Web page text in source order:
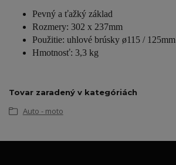
Pevný a ťažký základ
Rozmery: 302 x 237mm
Použitie: uhlové brúsky ø115 / 125mm
Hmotnosť: 3,3 kg
Tovar zaradený v kategóriách
Auto - moto